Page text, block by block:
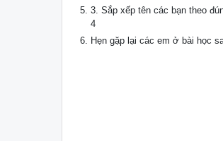
3. Sắp xếp tên các bạn theo
4
Hẹn gặp lại các em ở bài học